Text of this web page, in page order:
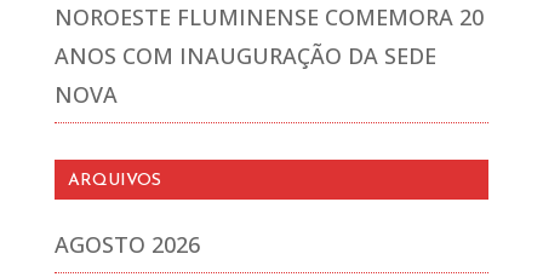
NOROESTE FLUMINENSE COMEMORA 20
ANOS COM INAUGURAÇÃO DA SEDE
NOVA
ARQUIVOS
AGOSTO 2026